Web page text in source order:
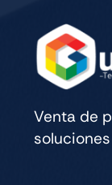
Venta de